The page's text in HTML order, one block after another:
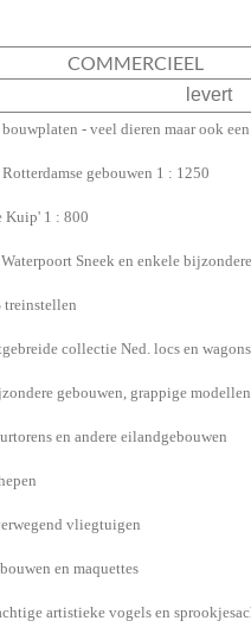
COMMERCIEEL
levert
- veel dieren maar ook
Rotterdamse gebouwen 1 : 1250
Kuip' 1 : 800
Sneek en enkele
treinstellen
collectie Ned. locs en wagons
gebouwen, grappige
en andere eilandgebouwen
vliegtuigen
en maquettes
artistieke vogels en